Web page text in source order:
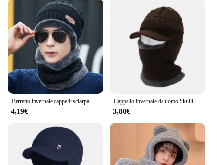
4,19€
Cappello invernale da uomo Skullies Berretti Cappelli Berretti invernali da uomo Donna Sciarpa di lana Berretto Passamontagna Maschera Cofano Cappello lavorato a maglia per donna
3,80€